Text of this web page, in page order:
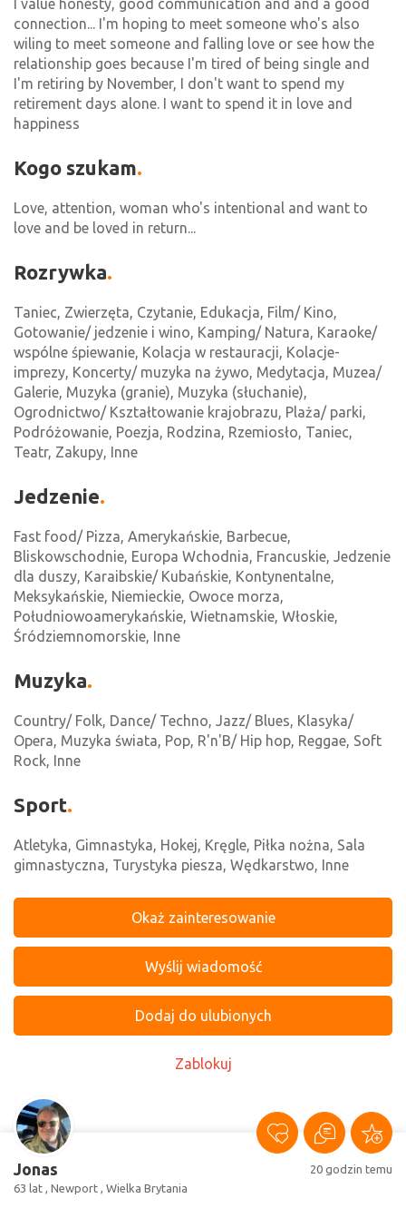
Jonas
63 lat , Newport , Wielka Brytania
20 godzin temu
I value honesty, good communication and and a good
connection... I'm hoping to meet someone who's also
wiling to meet someone and falling love or see how the
relationship goes because I'm tired of being single and
I'm retiring by November, I don't want to spend my
retirement days alone. I want to spend it in love and
happiness
Kogo szukam
Love, attention, woman who's intentional and want to
love and be loved in return...
Rozrywka
Taniec, Zwierzęta, Czytanie, Edukacja, Film/ Kino,
Gotowanie/ jedzenie i wino, Kamping/ Natura, Karaoke/
wspólne śpiewanie, Kolacja w restauracji, Kolacje-
imprezy, Koncerty/ muzyka na żywo, Medytacja, Muzea/
Galerie, Muzyka (granie), Muzyka (słuchanie),
Ogrodnictwo/ Kształtowanie krajobrazu, Plaża/ parki,
Podróżowanie, Poezja, Rodzina, Rzemiosło, Taniec,
Teatr, Zakupy, Inne
Jedzenie
Fast food/ Pizza, Amerykańskie, Barbecue,
Bliskowschodnie, Europa Wchodnia, Francuskie, Jedzenie
dla duszy, Karaibskie/ Kubańskie, Kontynentalne,
Meksykańskie, Niemieckie, Owoce morza,
Południowoamerykańskie, Wietnamskie, Włoskie,
Śródziemnomorskie, Inne
Muzyka
Country/ Folk, Dance/ Techno, Jazz/ Blues, Klasyka/
Opera, Muzyka świata, Pop, R'n'B/ Hip hop, Reggae, Soft
Rock, Inne
Sport
Atletyka, Gimnastyka, Hokej, Kręgle, Piłka nożna, Sala
gimnastyczna, Turystyka piesza, Wędkarstwo, Inne
Okaż zainteresowanie
Wyślij wiadomość
Dodaj do ulubionych
Zablokuj